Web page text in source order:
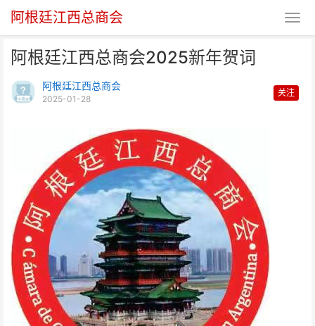
阿根廷江西总商会
阿根廷江西总商会2025新年贺词
阿根廷江西总商会
2025-01-28
关注
阿根廷江西总商会2025新年贺词